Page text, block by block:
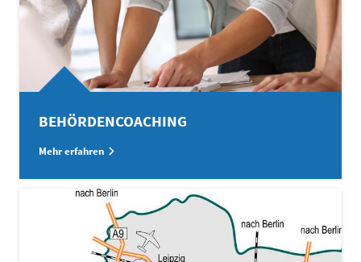
BEHÖRDENCOACHING
Mehr erfahren